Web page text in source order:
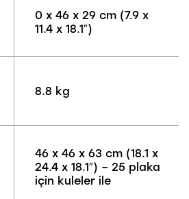
0 x 46 x 29 cm (7.9 x
11.4 x 18.1″)
8.8 kg
46 x 46 x 63 cm (18.1 x
24.4 x 18.1″) – 25 plaka
için kuleler ile